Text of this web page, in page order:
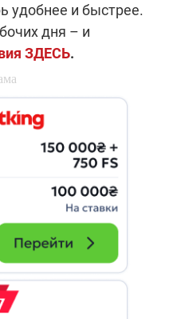
удобнее и быстрее.
дня – и
ЗДЕСЬ.